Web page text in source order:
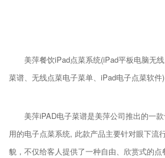
美萍餐饮iPad点菜系统(iPad平板电脑无
菜谱、无线点菜电子菜单、iPad电子点菜软件)
美萍iPAD电子菜谱是美萍公司推出的一
用的电子点菜系统, 此款产品主要针对眼下流
貌，不仅给客人提供了一种自由、欣赏式的